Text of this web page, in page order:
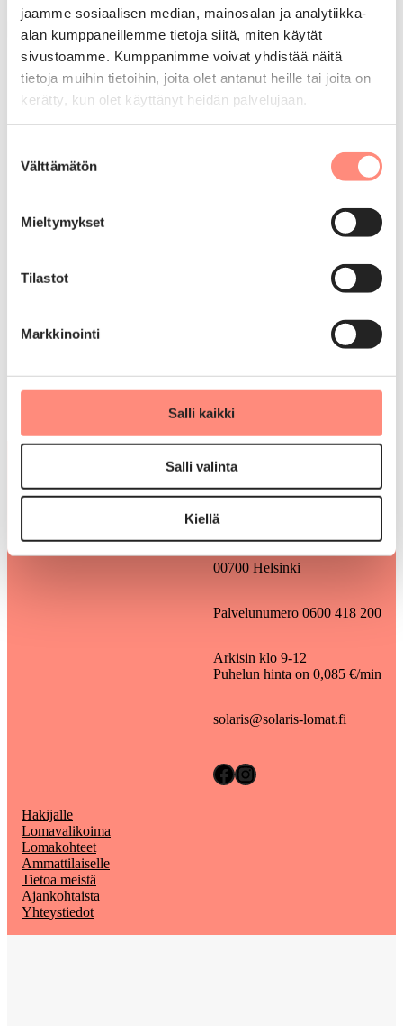
jaamme sosiaalisen median, mainosalan ja analytiikka-
alan kumppaneillemme tietoja siitä, miten käytät
sivustoamme. Kumppanimme voivat yhdistää näitä
tietoja muihin tietoihin, joita olet antanut heille tai joita on
kerätty, kun olet käyttänyt heidän palvelujaan.
valinta
Välttämätön
Mieltymykset
Tilastot
Markkinointi
Salli kaikki
Salli valinta
Kiellä
Olen lukenut ja ymmärtänyt yllä olevat ohjeet
Hae lomaa (siirryt ulkopuoliselle sivustolle)
Heräsikö kysyttävää?
Kauppakaarre 1
00700 Helsinki
Palvelunumero 0600 418 200
Arkisin klo 9-12
Puhelun hinta on 0,085 €/min
solaris@solaris-lomat.fi
Facebook
Instagram
Hakijalle
Lomavalikoima
Lomakohteet
Ammattilaiselle
Tietoa meistä
Ajankohtaista
Yhteystiedot